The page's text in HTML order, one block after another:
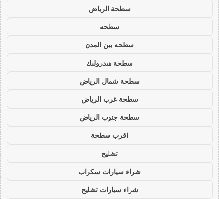
سطحة الرياض
سطحه
سطحة بين المدن
سطحة هيدروليك
سطحة شمال الرياض
سطحة غرب الرياض
سطحة جنوب الرياض
اقرب سطحة
تشليح
شراء سيارات سكراب
شراء سيارات تشليح